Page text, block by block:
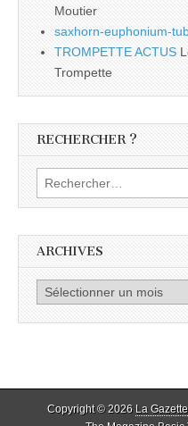
Moutier
saxhorn-euphonium-
TROMPETTE ACTUS
Trompette
RECHERCHER ?
Rechercher :
ARCHIVES
Archives
Copyright © 2026 La